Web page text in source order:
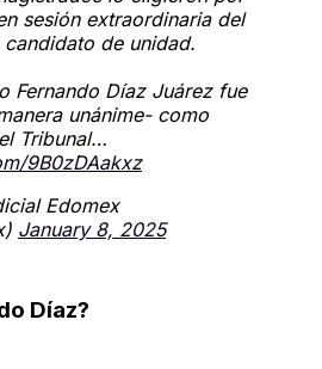
sesión extraordinaria del
de unidad.
Fernando Díaz Juárez fue
unánime- como
Tribunal…
9B0zDAakxz
Edomex
January 8, 2025
Díaz?